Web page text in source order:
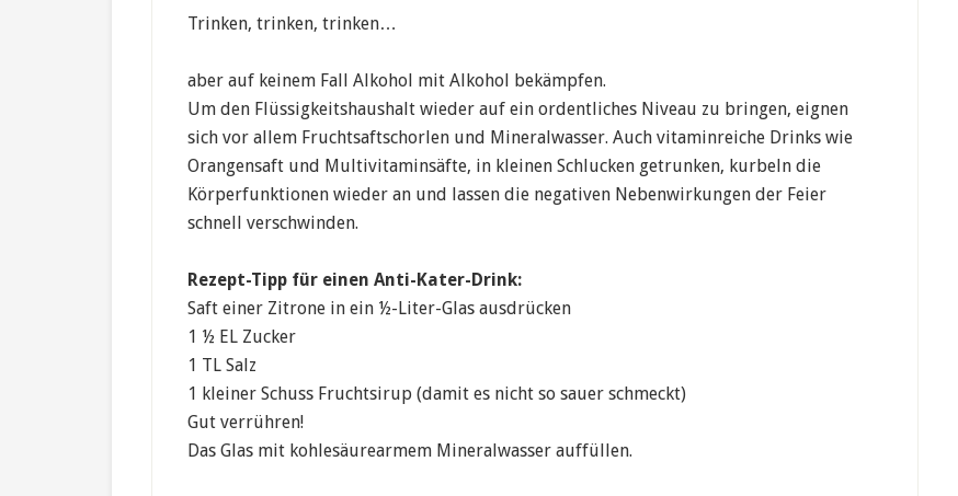
Trinken, trinken, trinken…
aber auf keinem Fall Alkohol mit Alkohol bekämpfen.
Um den Flüssigkeitshaushalt wieder auf ein ordentliches Niveau zu bringen, eignen
sich vor allem Fruchtsaftschorlen und Mineralwasser. Auch vitaminreiche Drinks wie
Orangensaft und Multivitaminsäfte, in kleinen Schlucken getrunken, kurbeln die
Körperfunktionen wieder an und lassen die negativen Nebenwirkungen der Feier
schnell verschwinden.
Rezept-Tipp für einen Anti-Kater-Drink:
Saft einer Zitrone in ein ½-Liter-Glas ausdrücken
1 ½ EL Zucker
1 TL Salz
1 kleiner Schuss Fruchtsirup (damit es nicht so sauer schmeckt)
Gut verrühren!
Das Glas mit kohlesäurearmem Mineralwasser auffüllen.